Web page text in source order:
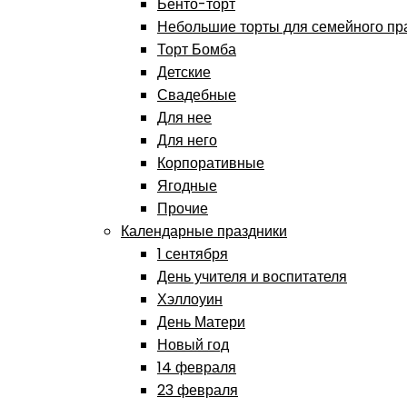
Бенто-торт
Небольшие торты для семейного
Торт Бомба
Детские
Свадебные
Для нее
Для него
Корпоративные
Ягодные
Прочие
Календарные праздники
1 сентября
День учителя и воспитателя
Хэллоуин
День Матери
Новый год
14 февраля
23 февраля